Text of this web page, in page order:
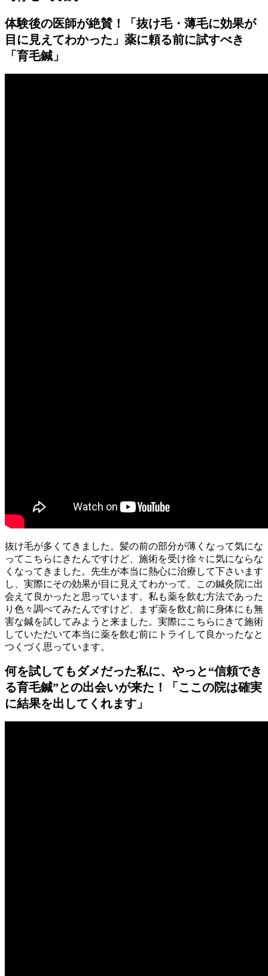
体験後の医師が絶賛！「抜け毛・薄毛に効果が
目に見えてわかった」薬に頼る前に試すべき
「育毛鍼」
抜け毛が多くてきました。髪の前の部分が薄くなって気にな
ってこちらにきたんですけど、施術を受け徐々に気にならな
くなってきました。先生が本当に熱心に治療して下さいます
し、実際にその効果が目に見えてわかって、この鍼灸院に出
会えて良かったと思っています。私も薬を飲む方法であった
り色々調べてみたんですけど、まず薬を飲む前に身体にも無
害な鍼を試してみようと来ました。実際にこちらにきて施術
していただいて本当に薬を飲む前にトライして良かったなと
つくづく思っています。
何を試してもダメだった私に、やっと“信頼でき
る育毛鍼”との出会いが来た！「ここの院は確実
に結果を出してくれます」